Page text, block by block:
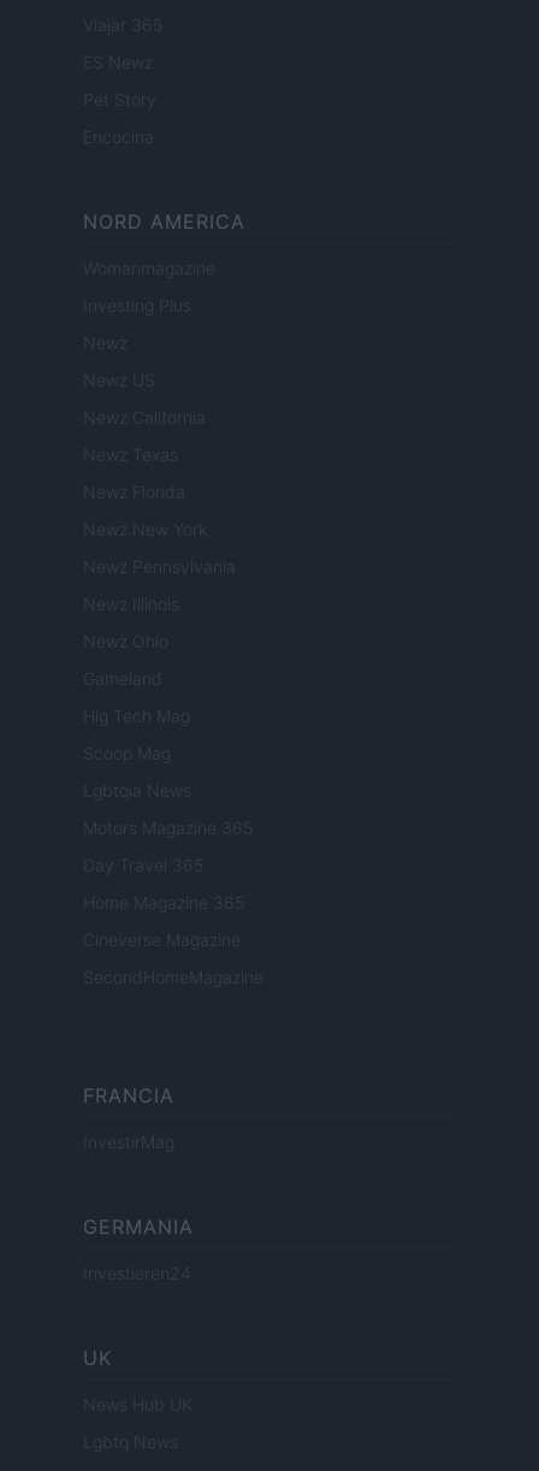
Viajar 365
ES Newz
Encocina
NORD AMERICA
Womanmagazine
Investing Plus
Newz
Newz US
Newz California
Newz Texas
Newz Florida
Newz New York
Newz Pennsylvania
Newz Illinois
Newz Ohio
Gameland
Hig Tech Mag
Scoop Mag
Lgbtqia News
Motors Magazine 365
Day Travel 365
Home Magazine 365
Cineverse Magazine
SecondHomeMagazine
FRANCIA
InvestirMag
GERMANIA
Investieren24
UK
News Hub UK
Lgbtq News